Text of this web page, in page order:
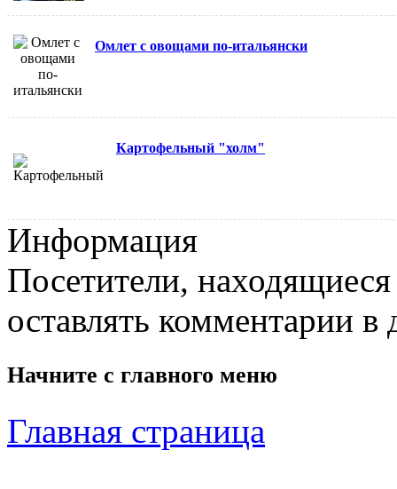
Омлет с овощами по-итальянски
Картофельный "холм"
Информация
Посетители,
оставлять комментарии в
Начните с главного меню
Главная страница